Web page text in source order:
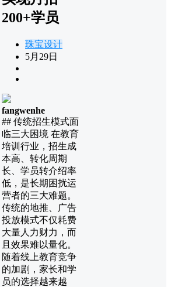
200+学员
珠宝设计
5月29日
fangwenhe
## 传统招生模式面
临三大困境 在教育
培训行业，招生成
本高、转化周期
长、学员转介绍率
低，是长期困扰运
营者的三大难题。
传统的地推、广告
投放模式不仅耗费
大量人力财力，而
且效果难以量化。
随着线上教育竞争
的加剧，家长和学
员的选择越来越